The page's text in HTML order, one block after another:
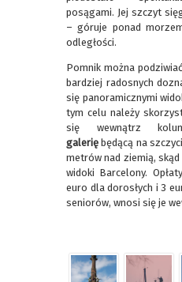
posągami. Jej szczyt
– góruje ponad
odległości.
Pomnik można
bardziej radosnych
się panoramicznymi
tym celu należy
się wewnątrz
galerię będącą na
metrów nad ziemią, skąd
widoki Barcelony.
euro dla dorosłych i 3
seniorów, wnosi się je